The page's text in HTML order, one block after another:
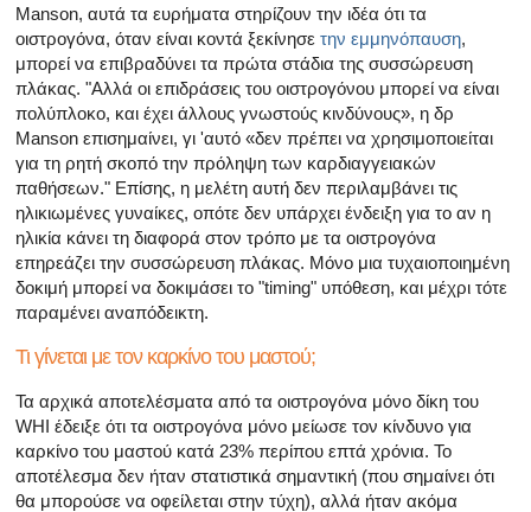
Manson, αυτά τα ευρήματα στηρίζουν την ιδέα ότι τα
οιστρογόνα, όταν είναι κοντά ξεκίνησε την εμμηνόπαυση,
μπορεί να επιβραδύνει τα πρώτα στάδια της συσσώρευση
πλάκας. "Αλλά οι επιδράσεις του οιστρογόνου μπορεί να είναι
πολύπλοκο, και έχει άλλους γνωστούς κινδύνους», η δρ
Manson επισημαίνει, γι 'αυτό «δεν πρέπει να χρησιμοποιείται
για τη ρητή σκοπό την πρόληψη των καρδιαγγειακών
παθήσεων." Επίσης, η μελέτη αυτή δεν περιλαμβάνει τις
ηλικιωμένες γυναίκες, οπότε δεν υπάρχει ένδειξη για το αν η
ηλικία κάνει τη διαφορά στον τρόπο με τα οιστρογόνα
επηρεάζει την συσσώρευση πλάκας. Μόνο μια τυχαιοποιημένη
δοκιμή μπορεί να δοκιμάσει το "timing" υπόθεση, και μέχρι τότε
παραμένει αναπόδεικτη.
Τι γίνεται με τον καρκίνο του μαστού;
Τα αρχικά αποτελέσματα από τα οιστρογόνα μόνο δίκη του
WHI έδειξε ότι τα οιστρογόνα μόνο μείωσε τον κίνδυνο για
καρκίνο του μαστού κατά 23% περίπου επτά χρόνια. Το
αποτέλεσμα δεν ήταν στατιστικά σημαντική (που σημαίνει ότι
θα μπορούσε να οφείλεται στην τύχη), αλλά ήταν ακόμα